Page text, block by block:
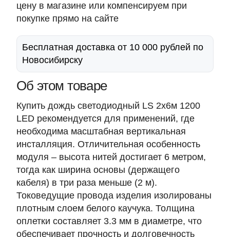
цену в магазине или компенсируем при
покупке прямо на сайте
Бесплатная доставка от 10 000 рублей по
Новосибирску
Об этом товаре
Купить дождь светодиодный LS 2х6м 1200
LED рекомендуется для применений, где
необходима масштабная вертикальная
инсталляция. Отличительная особенность
модуля – высота нитей достигает 6 метром,
тогда как ширина основы (держащего
кабеля) в три раза меньше (2 м).
Токоведущие провода изделия изолированы
плотным слоем белого каучука. Толщина
оплетки составляет 3.3 мм в диаметре, что
обеспечивает прочность и долговечность